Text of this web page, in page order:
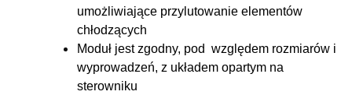
umożliwiające przylutowanie elementów
chłodzących
Moduł jest zgodny, pod względem rozmiarów i
wyprowadzeń, z układem opartym na
sterowniku